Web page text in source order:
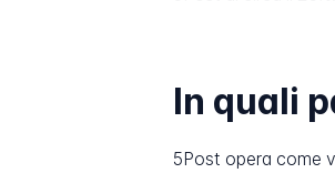
In quali
5Post opera come